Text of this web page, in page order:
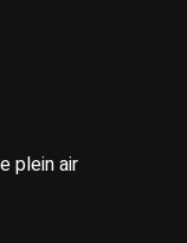
plein air